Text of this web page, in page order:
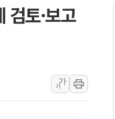
백화점, '홈스타일링 페어'…리빙
카드뉴스] 어린이집·유치원 비상!
중소기업 기술자료 중국 계열사에 넘
, 한화오션·에코프로비엠 등 '슈
토·보고
가
가